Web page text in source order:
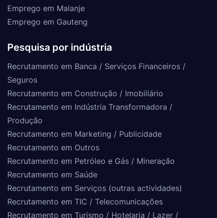
Emprego em Malanje
Emprego em Gauteng
Pesquisa por indústria
Recrutamento em Banca / Serviços Financeiros /
Seguros
Recrutamento em Construção / Imobiliário
Recrutamento em Indústria Transformadora /
Produção
Recrutamento em Marketing / Publicidade
Recrutamento em Outros
Recrutamento em Petróleo e Gás / Mineração
Recrutamento em Saúde
Recrutamento em Serviços (outras actividades)
Recrutamento em TIC / Telecomunicações
Recrutamento em Turismo / Hotelaria / Lazer /